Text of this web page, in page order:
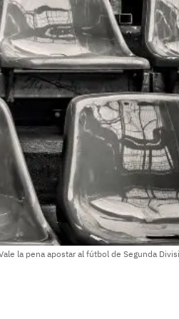
la pena apostar al fútbol de Segunda